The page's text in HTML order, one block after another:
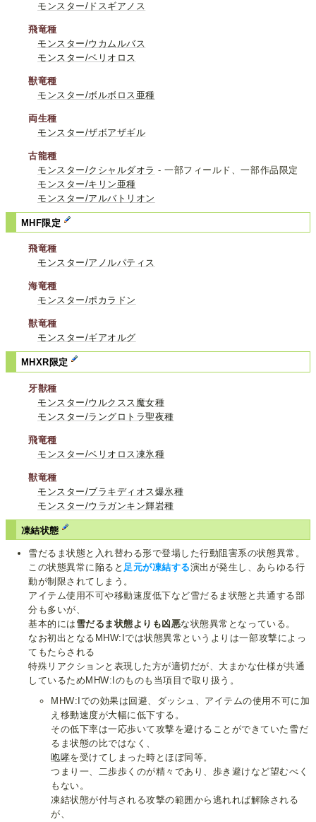
モンスター/ドスギアノス
飛竜種
モンスター/ウカムルバス
モンスター/ベリオロス
獣竜種
モンスター/ボルボロス亜種
両生種
モンスター/ザボアザギル
古龍種
モンスター/クシャルダオラ - 一部フィールド、一部作品限定
モンスター/キリン亜種
モンスター/アルバトリオン
MHF限定
飛竜種
モンスター/アノルパティス
海竜種
モンスター/ポカラドン
獣竜種
モンスター/ギアオルグ
MHXR限定
牙獣種
モンスター/ウルクスス魔女種
モンスター/ラングロトラ聖夜種
飛竜種
モンスター/ベリオロス凍氷種
獣竜種
モンスター/ブラキディオス爆氷種
モンスター/ウラガンキン輝岩種
凍結状態
雪だるま状態と入れ替わる形で登場した行動阻害系の状態異常。
この状態異常に陥ると 足元が凍結する演出が発生し、あらゆる行
動が制限されてしまう。
アイテム使用不可や移動速度低下など雪だるま状態と共通する部
分も多いが、
基本的には 雪だるま状態よりも凶悪な状態異常となっている。
なお初出となるMHW:Iでは状態異常というよりは一部攻撃によっ
てもたらされる
特殊リアクションと表現した方が適切だが、大まかな仕様が共通
しているためMHW:Iのものも当項目で取り扱う。
MHW:Iでの効果は回避、ダッシュ、アイテムの使用不可に加
え移動速度が大幅に低下する。
その低下率は一応歩いて攻撃を避けることができていた雪だ
るま状態の比ではなく、
咆哮を受けてしまった時とほぼ同等。
つまり一、二歩歩くのが精々であり、歩き避けなど望むべく
もない。
凍結状態が付与される攻撃の範囲から逃れれば解除される
が、